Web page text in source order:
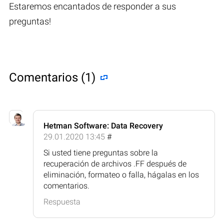
Estaremos encantados de responder a sus
preguntas!
Comentarios (1)
Hetman Software: Data Recovery
29.01.2020 13:45 #
Si usted tiene preguntas sobre la
recuperación de archivos .FF después de
eliminación, formateo o falla, hágalas en los
comentarios.
Respuesta